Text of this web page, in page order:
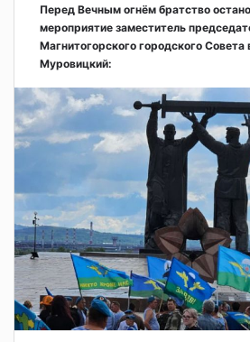
Перед Вечным огнём братство
мероприятие заместитель
Магнитогорского городского Совета
Муровицкий: